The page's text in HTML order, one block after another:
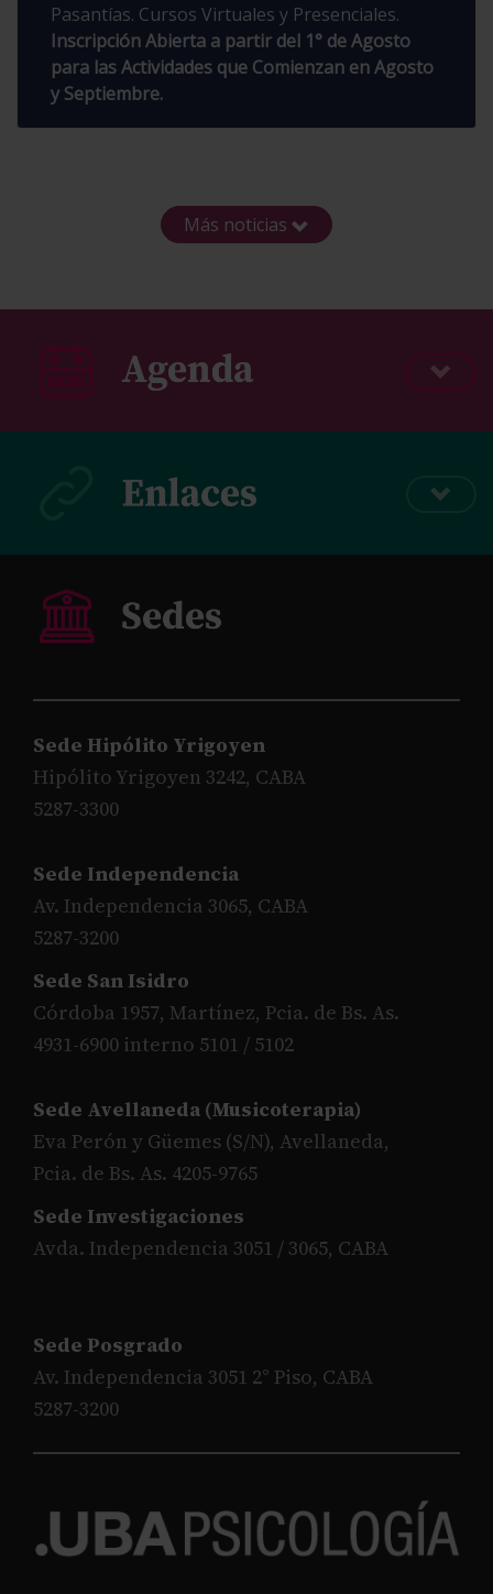
Pasantías. Cursos Virtuales y Presenciales.
Inscripción Abierta a partir del 1° de Agosto
para las Actividades que Comienzan en Agosto
y Septiembre.
Más noticias
Sede Hipólito Yrigoyen
Hipólito Yrigoyen 3242, CABA
5287-3300
Sede Independencia
Av. Independencia 3065, CABA
5287-3200
Sede San Isidro
Córdoba 1957, Martínez, Pcia. de Bs. As.
4931-6900 interno 5101 / 5102
Sede Avellaneda (Musicoterapia)
Eva Perón y Güemes (S/N), Avellaneda,
Pcia. de Bs. As. 4205-9765
Sede Investigaciones
Avda. Independencia 3051 / 3065, CABA
Sede Posgrado
Av. Independencia 3051 2° Piso, CABA
5287-3200